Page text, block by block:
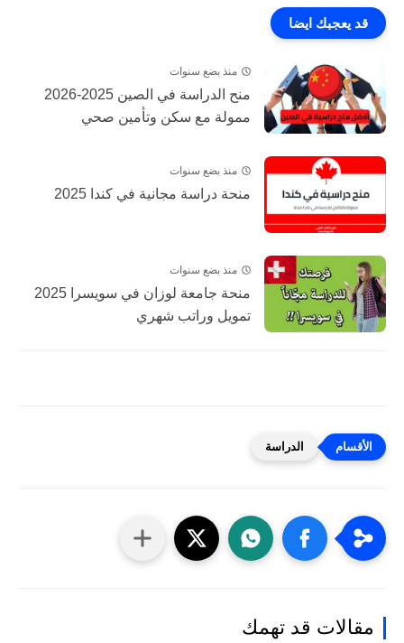
قد يعجبك ايضا
منذ بضع سنوات
منح الدراسة في الصين 2025-2026
ممولة مع سكن وتأمين صحي
منذ بضع سنوات
منحة دراسة مجانية في كندا 2025
منذ بضع سنوات
منحة جامعة لوزان في سويسرا 2025
تمويل وراتب شهري
الدراسة
مقالات قد تهمك